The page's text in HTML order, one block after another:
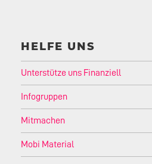
HELFE UNS
Unterstütze uns Finanziell
Infogruppen
Mitmachen
Mobi Material